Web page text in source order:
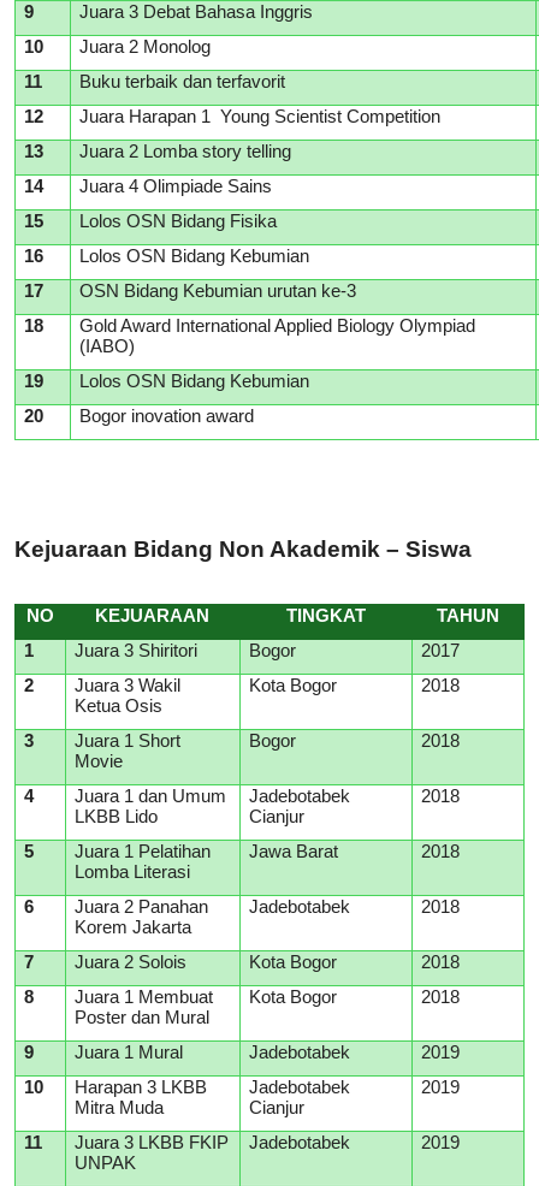
9
Juara 3 Debat Bahasa Inggris
10
Juara 2 Monolog
11
Buku terbaik dan terfavorit
12
Juara Harapan 1 Young Scientist Competition
13
Juara 2 Lomba story telling
14
Juara 4 Olimpiade Sains
15
Lolos OSN Bidang Fisika
16
Lolos OSN Bidang Kebumian
17
OSN Bidang Kebumian urutan ke-3
18
Gold Award International Applied Biology Olympiad
(IABO)
19
Lolos OSN Bidang Kebumian
20
Bogor inovation award
Kejuaraan Bidang Non Akademik – Siswa
NO KEJUARAAN TINGKAT
TAHUN
1
Juara 3 Shiritori Bogor
2017
2
Juara 3 Wakil
Ketua Osis
Kota Bogor 2018
3
Juara 1 Short
Movie
Bogor 2018
4
Juara 1 dan Umum
LKBB Lido
Jadebotabek
Cianjur
2018
5
Juara 1 Pelatihan
Lomba Literasi
Jawa Barat 2018
6
Juara 2 Panahan
Korem Jakarta
Jadebotabek 2018
7 Juara 2 Solois Kota Bogor
2018
8
Juara 1 Membuat
Poster dan Mural
Kota Bogor 2018
9 Juara 1 Mural Jadebotabek
2019
10
Harapan 3 LKBB
Mitra Muda
Jadebotabek
Cianjur
2019
11
Juara 3 LKBB FKIP
UNPAK
Jadebotabek 2019